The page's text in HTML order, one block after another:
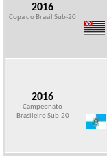
2016
Copa do Brasil Sub-20
2016
Campeonato
Brasileiro Sub-20